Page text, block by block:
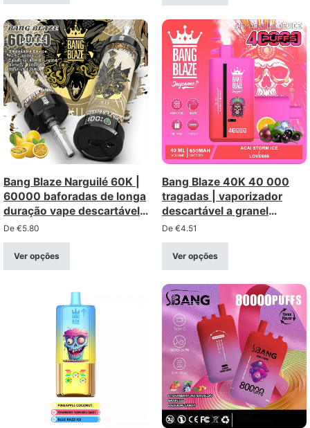
Bang Blaze Narguilé 60K |
60000 baforadas de longa
duração vape descartável
encomenda a granel
De €5.80
Ver opções
Bang Blaze 40K 40 000
tragadas | vaporizador
descartável a granel
recarregável com opção
dupla
De €4.51
Ver opções